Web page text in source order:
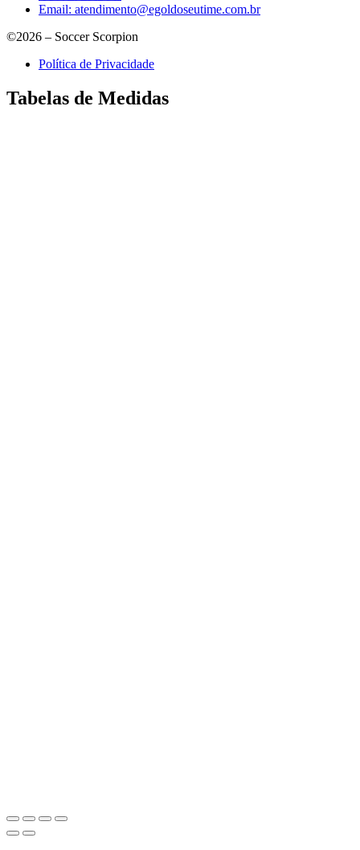
Email: atendimento@egoldoseutime.com.br
©2026 – Soccer Scorpion
Política de Privacidade
Tabelas de Medidas